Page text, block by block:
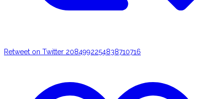
Retweet on Twitter 2084992254838710716